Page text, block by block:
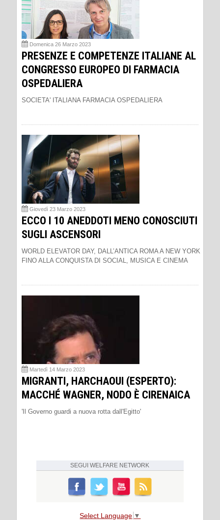
Domenica 26 Marzo 2023
PRESENZE E COMPETENZE ITALIANE AL
CONGRESSO EUROPEO DI FARMACIA
OSPEDALIERA
SOCIETA' ITALIANA FARMACIA OSPEDALIERA
Giovedì 23 Marzo 2023
ECCO I 10 ANEDDOTI MENO CONOSCIUTI
SUGLI ASCENSORI
WORLD ELEVATOR DAY, DALL’ANTICA ROMA A NEW YORK
FINO ALLA CONQUISTA DI SOCIAL, MUSICA E CINEMA
Martedì 14 Marzo 2023
MIGRANTI, HARCHAOUI (ESPERTO):
MACCHÉ WAGNER, NODO È CIRENAICA
'Il Governo guardi a nuova rotta dall'Egitto'
SEGUIWELFARE NETWORK
Select Language ▼